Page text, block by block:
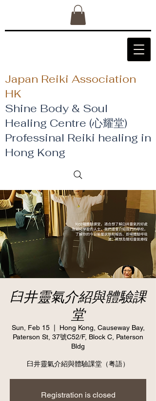
Japan Reiki Association
HK
Shine Body & Soul
Healing Centre (心耀堂)
​Professinal Reiki healing in
Hong Kong
臼井靈氣介紹與體驗課
堂
Sun, Feb 15
  |
Hong Kong, Causeway Bay,
Paterson St, 37號C52/F, Block C, Paterson
Bldg
臼井靈氣介紹與體驗課堂（粤語）
Registration is closed